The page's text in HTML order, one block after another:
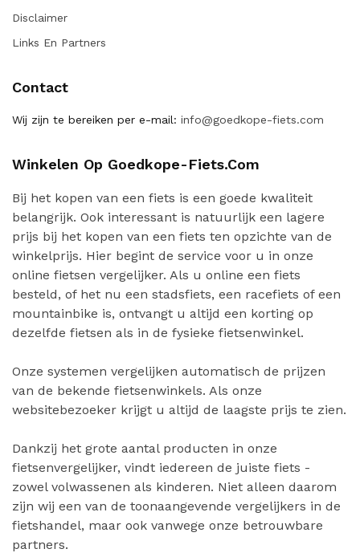
Disclaimer
Links En Partners
Contact
Wij zijn te bereiken per e-mail: info@goedkope-fiets.com
Winkelen Op Goedkope-Fiets.com
Bij het kopen van een fiets is een goede kwaliteit
belangrijk. Ook interessant is natuurlijk een lagere
prijs bij het kopen van een fiets ten opzichte van de
winkelprijs. Hier begint de service voor u in onze
online fietsen vergelijker. Als u online een fiets
besteld, of het nu een stadsfiets, een racefiets of een
mountainbike is, ontvangt u altijd een korting op
dezelfde fietsen als in de fysieke fietsenwinkel.
Onze systemen vergelijken automatisch de prijzen
van de bekende fietsenwinkels. Als onze
websitebezoeker krijgt u altijd de laagste prijs te zien.
Dankzij het grote aantal producten in onze
fietsenvergelijker, vindt iedereen de juiste fiets -
zowel volwassenen als kinderen. Niet alleen daarom
zijn wij een van de toonaangevende vergelijkers in de
fietshandel, maar ook vanwege onze betrouwbare
partners.